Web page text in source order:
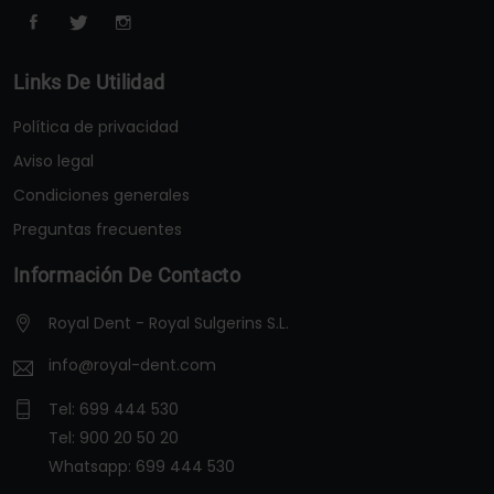
Links De Utilidad
Política de privacidad
Aviso legal
Condiciones generales
Preguntas frecuentes
Información De Contacto
Royal Dent - Royal Sulgerins S.L.
info@royal-dent.com
Tel: 699 444 530
Tel: 900 20 50 20
Whatsapp: 699 444 530